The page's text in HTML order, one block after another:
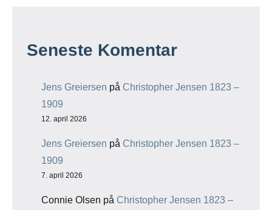
Seneste Komentar
Jens Greiersen på Christopher Jensen 1823 –
1909
12. april 2026
Jens Greiersen på Christopher Jensen 1823 –
1909
7. april 2026
Connie Olsen på Christopher Jensen 1823 –